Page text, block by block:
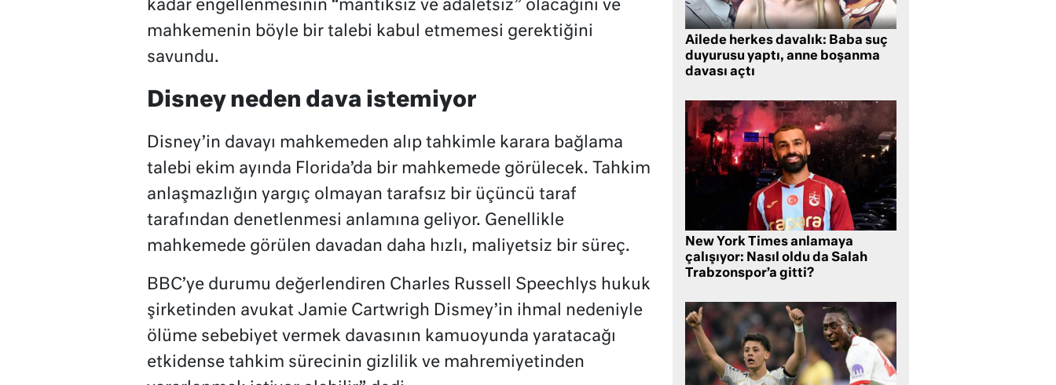
kadar engellenmesinin “mantıksız ve adaletsiz” olacağını ve
mahkemenin böyle bir talebi kabul etmemesi gerektiğini
savundu.
Disney neden dava istemiyor
Disney’in davayı mahkemeden alıp tahkimle karara bağlama
talebi ekim ayında Florida’da bir mahkemede görülecek. Tahkim
anlaşmazlığın yargıç olmayan tarafsız bir üçüncü taraf
tarafından denetlenmesi anlamına geliyor. Genellikle
mahkemede görülen davadan daha hızlı, maliyetsiz bir süreç.
BBC’ye durumu değerlendiren Charles Russell Speechlys hukuk
şirketinden avukat Jamie Cartwrigh Dismey’in ihmal nedeniyle
ölüme sebebiyet vermek davasının kamuoyunda yaratacağı
etkidense tahkim sürecinin gizlilik ve mahremiyetinden
Ailede herkes davalık: Baba suç
duyurusu yaptı, anne boşanma
davası açtı
New York Times anlamaya
çalışıyor: Nasıl oldu da Salah
Trabzonspor’a gitti?